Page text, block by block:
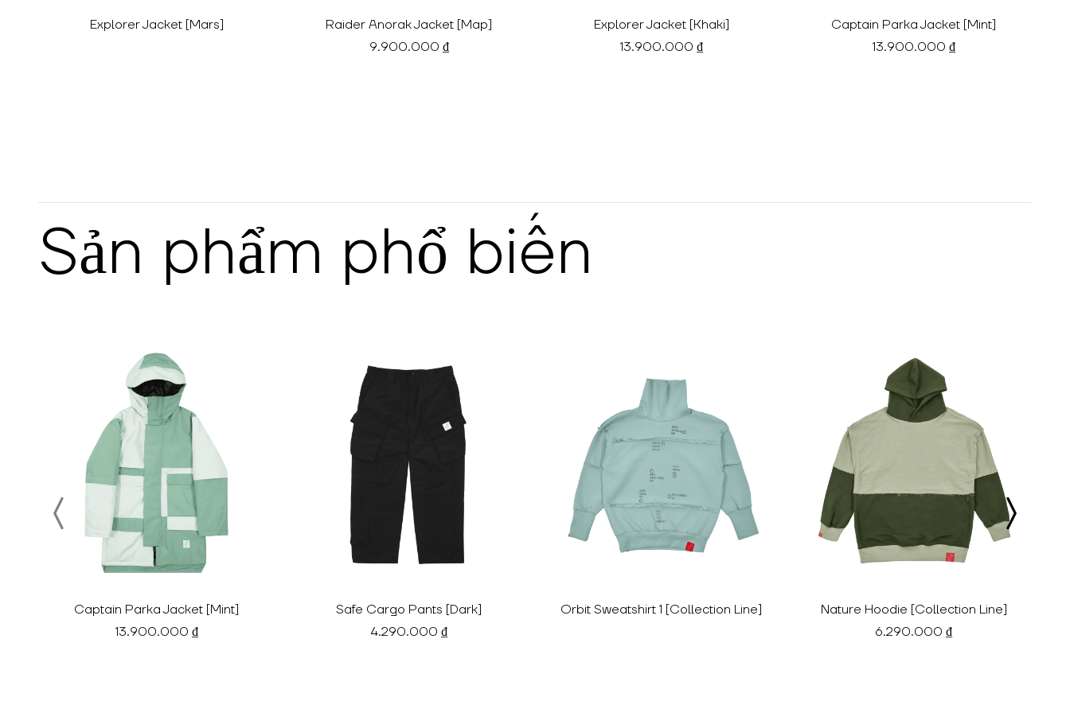
Explorer Jacket [Mars]
Raider Anorak Jacket [Map]
9.900.000 ₫
Explorer Jacket [Khaki]
13.900.000 ₫
Captain Parka Jacket [Mint]
13.900.000 ₫
Sản phẩm phổ biến
Captain Parka Jacket [Mint]
13.900.000 ₫
Safe Cargo Pants [Dark]
4.290.000 ₫
Orbit Sweatshirt 1 [Collection Line]
Nature Hoodie [Collection Line]
6.290.000 ₫